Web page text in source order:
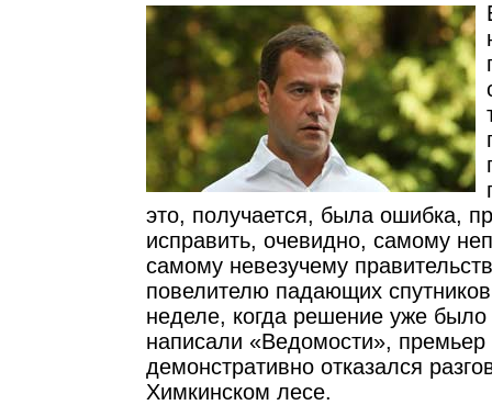
это, получается, была ошибка,
исправить, очевидно, самому
самому невезучему
повелителю падающих
неделе, когда решение уже
написали «Ведомости»,
демонстративно отказался
Химкинском лесе.